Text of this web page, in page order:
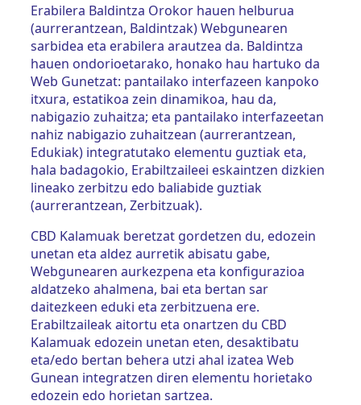
Erabilera Baldintza Orokor hauen helburua
(aurrerantzean, Baldintzak) Webgunearen
sarbidea eta erabilera arautzea da. Baldintza
hauen ondorioetarako, honako hau hartuko da
Web Gunetzat: pantailako interfazeen kanpoko
itxura, estatikoa zein dinamikoa, hau da,
nabigazio zuhaitza; eta pantailako interfazeetan
nahiz nabigazio zuhaitzean (aurrerantzean,
Edukiak) integratutako elementu guztiak eta,
hala badagokio, Erabiltzaileei eskaintzen dizkien
lineako zerbitzu edo baliabide guztiak
(aurrerantzean, Zerbitzuak).
CBD Kalamuak beretzat gordetzen du, edozein
unetan eta aldez aurretik abisatu gabe,
Webgunearen aurkezpena eta konfigurazioa
aldatzeko ahalmena, bai eta bertan sar
daitezkeen eduki eta zerbitzuena ere.
Erabiltzaileak aitortu eta onartzen du CBD
Kalamuak edozein unetan eten, desaktibatu
eta/edo bertan behera utzi ahal izatea Web
Gunean integratzen diren elementu horietako
edozein edo horietan sartzea.